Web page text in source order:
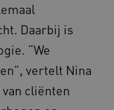
Daarbij is
“We
vertelt Nina
cliënten